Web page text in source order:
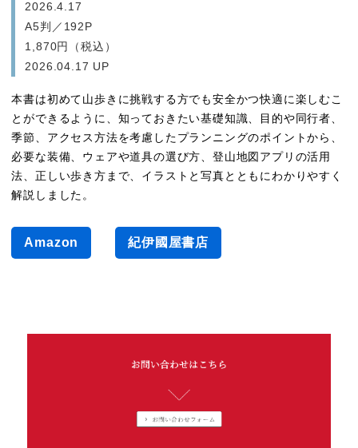
2026.4.17
A5判／192P
1,870円（税込）
2026.04.17 UP
本書は初めて山歩きに挑戦する方でも安全かつ快適に楽しむこ
とができるように、知っておきたい基礎知識、目的や同行者、
季節、アクセス方法を考慮したプランニングのポイントから、
必要な装備、ウェアや道具の選び方、登山地図アプリの活用
法、正しい歩き方まで、イラストと写真とともにわかりやすく
解説しました。
Amazon
紀伊國屋書店